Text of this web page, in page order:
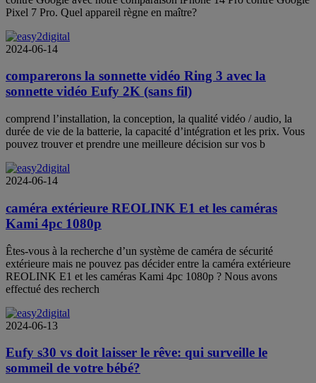
Pixel 7 Pro. Quel appareil règne en maître?
2024-06-14
comparerons la sonnette vidéo Ring 3 avec la
sonnette vidéo Eufy 2K (sans fil)
comprend l’installation, la conception, la qualité vidéo / audio, la
durée de vie de la batterie, la capacité d’intégration et les prix. Vous
pouvez trouver et prendre une meilleure décision sur vos b
2024-06-14
caméra extérieure REOLINK E1 et les caméras
Kami 4pc 1080p
Êtes-vous à la recherche d’un système de caméra de sécurité
extérieure mais ne pouvez pas décider entre la caméra extérieure
REOLINK E1 et les caméras Kami 4pc 1080p ? Nous avons
effectué des recherch
2024-06-13
Eufy s30 vs doit laisser le rêve: qui surveille le
sommeil de votre bébé?